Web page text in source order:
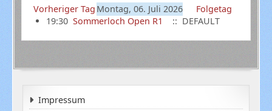
Vorheriger Tag Montag, 06. Juli 2026
Folgetag
19:30 Sommerloch Open R1 :: DEFAULT
Impressum